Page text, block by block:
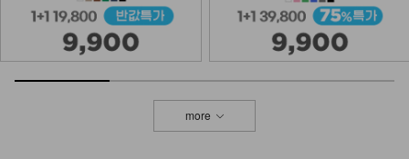
more